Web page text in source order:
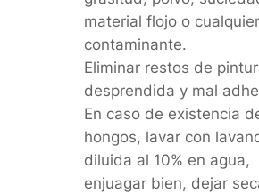
material flojo o
contaminante.
Eliminar restos de
desprendida y mal
En caso de existencia
hongos, lavar con
diluida al 10% en agua,
enjuagar bien, dejar